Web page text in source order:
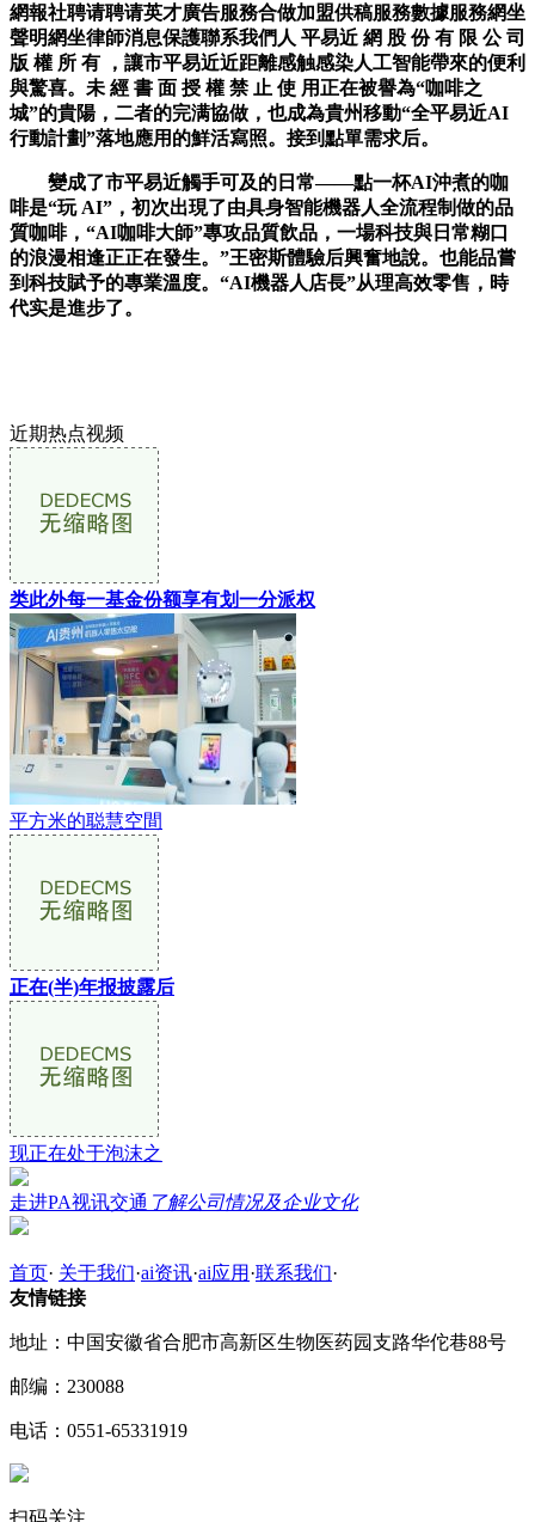
網報社聘请聘请英才廣告服務合做加盟供稿服務數據服務網坐
聲明網坐律師消息保護聯系我們人 平易近 網 股 份 有 限 公 司
版 權 所 有 ，讓市平易近近距離感触感染人工智能帶來的便利
與驚喜。未 經 書 面 授 權 禁 止 使 用正在被譽為“咖啡之
城”的貴陽，二者的完满協做，也成為貴州移動“全平易近AI
行動計劃”落地應用的鮮活寫照。接到點單需求后。
變成了市平易近觸手可及的日常——點一杯AI沖煮的咖
啡是“玩 AI”，初次出現了由具身智能機器人全流程制做的品
質咖啡，“AI咖啡大師”專攻品質飲品，一場科技與日常糊口
的浪漫相逢正正在發生。”王密斯體驗后興奮地說。也能品嘗
到科技賦予的專業溫度。“AI機器人店長”从理高效零售，時
代实是進步了。
近期热点视频
类此外每一基金份额享有划一分派权
平方米的聪慧空間
正在(半)年报披露后
现正在处于泡沫之
走进PA视讯交通 了解公司情况及企业文化
首页· 关于我们·ai资讯·ai应用 ·联系我们·
友情链接
地址：中国安徽省合肥市高新区生物医药园支路华佗巷88号
邮编：230088
电话：0551-65331919
扫码关注